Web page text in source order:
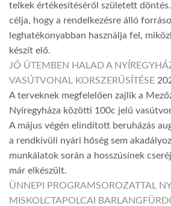
telkek értékesítéséről született
célja, hogy a rendelkezésre álló
leghatékonyabban használja fel,
készít elő.
JÓ ÜTEMBEN HALAD A
VASÚTVONAL KORSZERŰSÍTÉSE
A terveknek megfelelően zajlik a
Nyíregyháza közötti 100c jelű
A május végén elindított beruházás
a rendkívüli nyári hőség sem
munkálatok során a hosszúsínek
már elkészült.
ÜNNEPI PROGRAMSOROZATTAL
MISKOLCTAPOLCAI